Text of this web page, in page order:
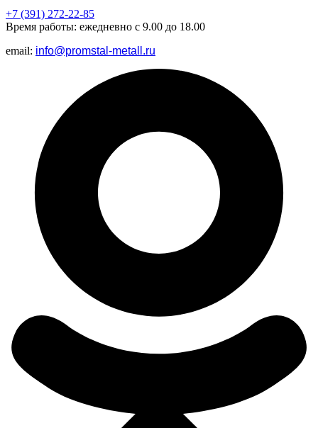
+7 (391) 272-22-85
Время работы: ежедневно с 9.00 до 18.00
email: info@promstal-metall.ru